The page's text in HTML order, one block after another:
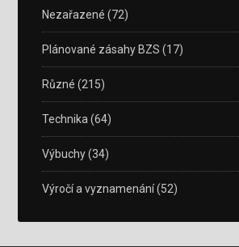
Nezařazené (72)
Plánované zásahy BZS (17)
Různé (215)
Technika (64)
Výbuchy(34)
Výročí a vyznamenání(52)